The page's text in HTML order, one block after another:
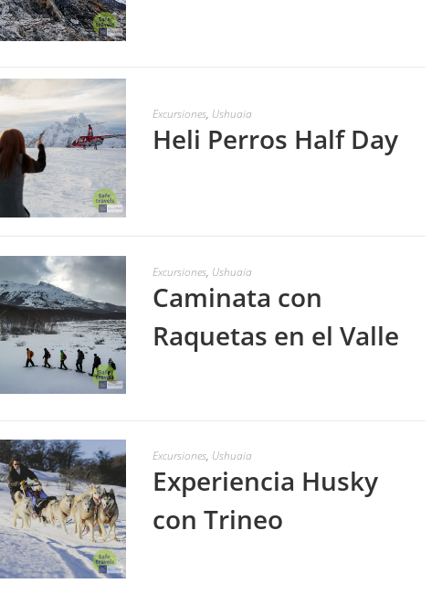
Excursiones, Ushuaia
Heli Perros Half Day
Excursiones, Ushuaia
Caminata con
Raquetas en el Valle
Excursiones, Ushuaia
Experiencia Husky
con Trineo